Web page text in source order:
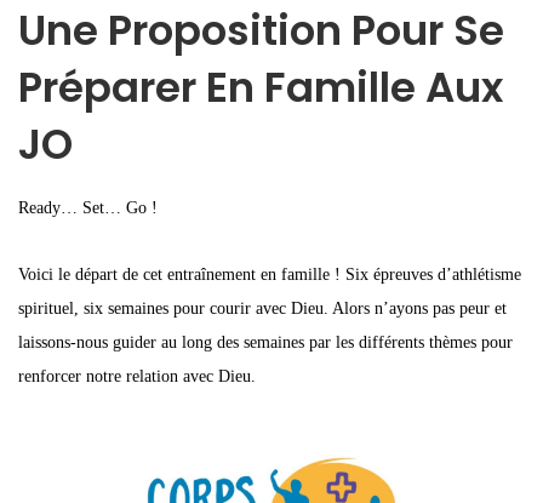
Une Proposition Pour Se
Préparer En Famille Aux
JO
Ready… Set… Go !
Voici le départ de cet entraînement en famille ! Six épreuves d’athlétisme
spirituel, six semaines pour courir avec Dieu. Alors n’ayons pas peur et
laissons-nous guider au long des semaines par les différents thèmes pour
renforcer notre relation avec Dieu.